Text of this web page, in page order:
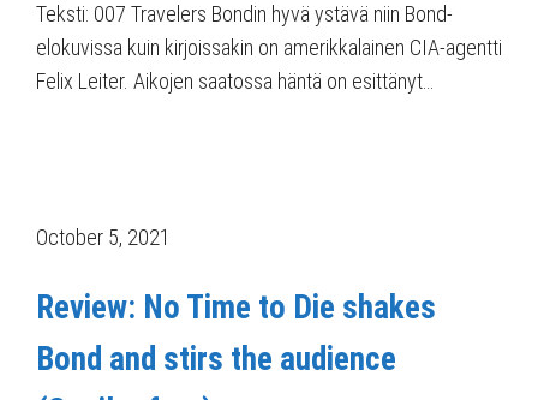
Teksti: 007 Travelers Bondin hyvä ystävä niin Bond-
elokuvissa kuin kirjoissakin on amerikkalainen CIA-agentti
Felix Leiter. Aikojen saatossa häntä on esittänyt…
October 5, 2021
Review: No Time to Die shakes
Bond and stirs the audience